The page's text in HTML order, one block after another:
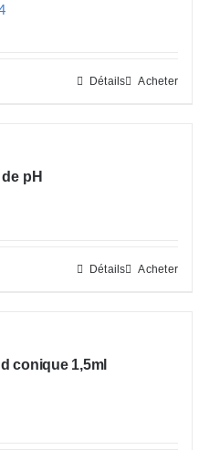
Le
Acheter
Détails
pH
Acheter
Détails
conique 1,5ml